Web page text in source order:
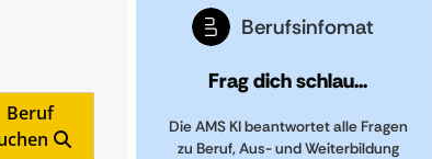
Beruf
Berufsinfomat
Frag dich schlau...
Die AMS KI beantwortet alle Fragen
zu Beruf, Aus- und Weiterbildung